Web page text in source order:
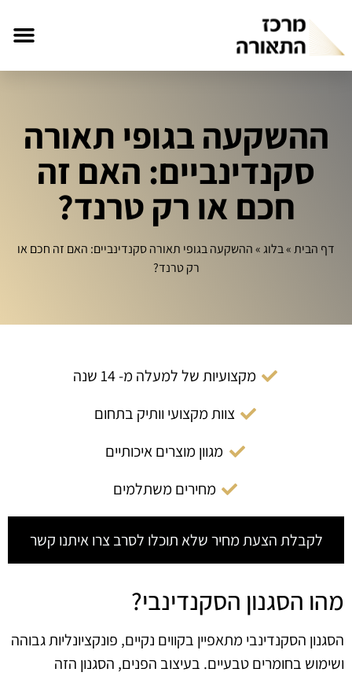
ההשקעה בגופי תאורה
סקנדינביים: האם זה
חכם או רק טרנד?
דף הבית»בלוג»ההשקעה בגופי תאורה סקנדינביים: האם זה חכם או
רק טרנד?
מקצועיות של למעלה מ- 14 שנה
צוות מקצועי וותיק בתחום
מגוון מוצרים איכותיים
מחירים משתלמים
לקבלת הצעת מחיר שלא תוכלו לסרב צרו איתנו קשר
מהו הסגנון הסקנדינבי?
הסגנון הסקנדינבי מתאפיין בקווים נקיים, פונקציונליות גבוהה
ושימוש בחומרים טבעיים. בעיצוב הפנים, הסגנון הזה